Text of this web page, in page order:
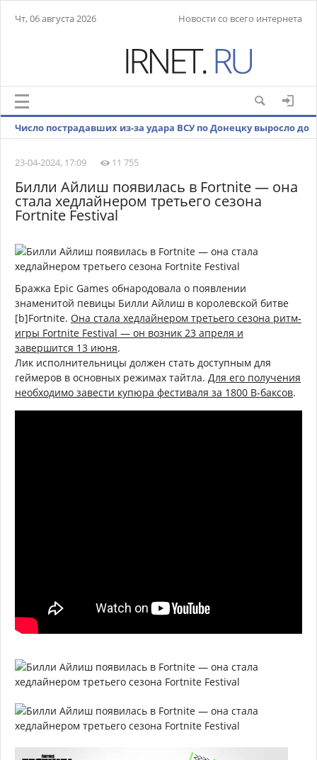
Чт, 06 августа 2026 Новости со всего интернета
Число пострадавших из-за удара ВСУ по Донецку выросло до
23-04-2024, 17:09
11 755
Билли Айлиш появилась в Fortnite — она
стала хедлайнером третьего сезона
Fortnite Festival
Бражка Epic Games обнародовала о появлении
знаменитой певицы Билли Айлиш в королевской битве
[b]Fortnite. Она стала хедлайнером третьего сезона ритм-
игры Fortnite Festival — он возник 23 апреля и
завершится 13 июня.
Лик исполнительницы должен стать доступным для
геймеров в основных режимах тайтла. Для его получения
необходимо завести купюра фестиваля за 1800 В-баксов.